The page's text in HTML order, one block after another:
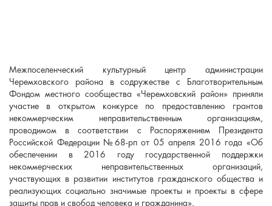
Межпоселенческий культурный центр администрации
Черемховского района в содружестве с Благотворительным
Фондом местного сообщества «Черемховский район» приняли
участие в открытом конкурсе по предоставлению грантов
некоммерческим неправительственным организациям,
проводимом в соответствии с Распоряжением Президента
Российской Федерации №68-рп от 05 апреля 2016 года «Об
обеспечении в 2016 году государственной поддержки
некоммерческих неправительственных организаций,
участвующих в развитии институтов гражданского общества и
реализующих социально значимые проекты и проекты в сфере
защиты прав и свобод человека и гражданина».